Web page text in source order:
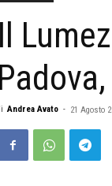
Il
Andrea Avato - 21 Agosto